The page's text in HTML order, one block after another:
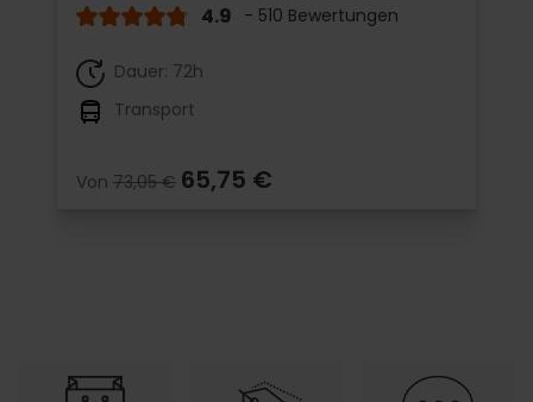
4.9 - 510 Bewertungen
Dauer: 72h
Transport
Von 73,05 € 65,75 €